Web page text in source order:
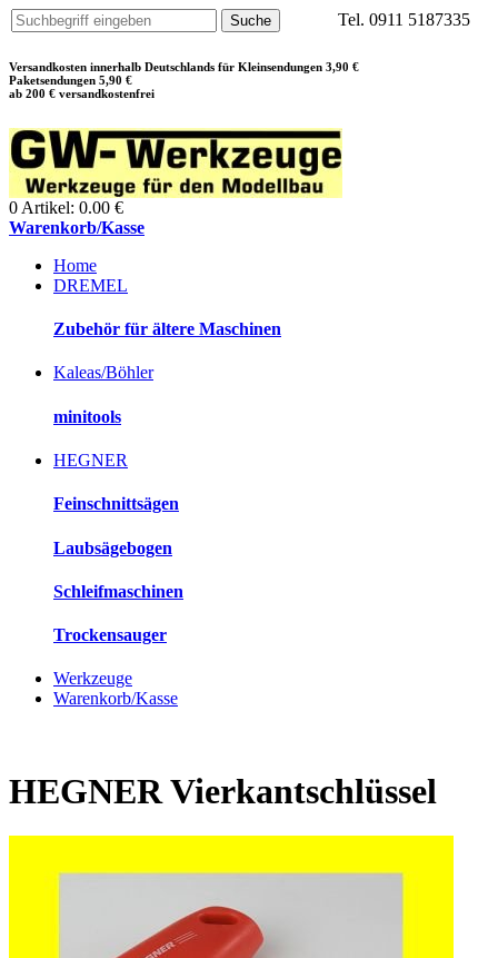
Tel. 0911 5187335
Versandkosten innerhalb Deutschlands für Kleinsendungen 3,90 €
Paketsendungen 5,90 €
ab 200 € versandkostenfrei
0 Artikel: 0.00 €
Warenkorb/Kasse
Home
DREMEL
Zubehör für ältere Maschinen
Kaleas/Böhler
minitools
HEGNER
Feinschnittsägen
Laubsägebogen
Schleifmaschinen
Trockensauger
Werkzeuge
Warenkorb/Kasse
HEGNER Vierkantschlüssel